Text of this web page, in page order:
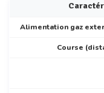
Alimentation gaz
Course